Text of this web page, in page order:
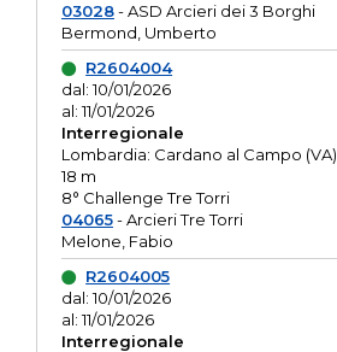
03028- ASD Arcieri dei 3 Borghi
Bermond, Umberto
R2604004
dal: 10/01/2026
al: 11/01/2026
Interregionale
Lombardia: Cardano al Campo (VA)
18 m
8° Challenge Tre Torri
04065- Arcieri Tre Torri
Melone, Fabio
R2604005
dal: 10/01/2026
al: 11/01/2026
Interregionale